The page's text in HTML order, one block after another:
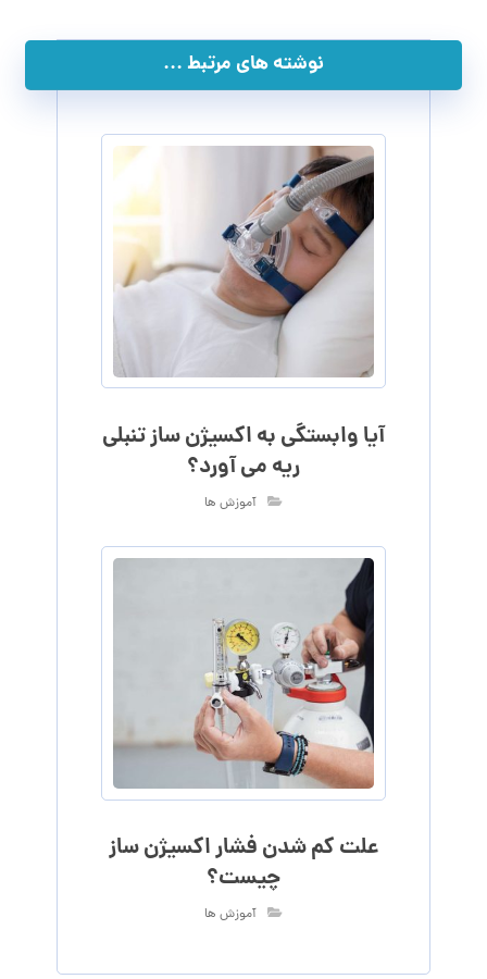
نوشته های مرتبط ...
آیا وابستگی به اکسیژن ساز تنبلی
ریه می آورد؟
آموزش ها
علت کم شدن فشار اکسیژن ساز
چیست؟
آموزش ها